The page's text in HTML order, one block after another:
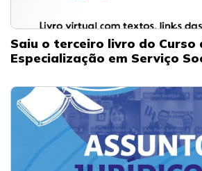
Saiu o terceiro livro do Curso
Especialização em Serviço